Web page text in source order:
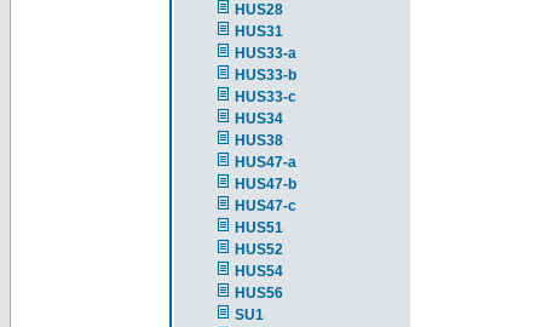
HUS28
HUS31
HUS33-a
HUS33-b
HUS33-c
HUS34
HUS38
HUS47-a
HUS47-b
HUS47-c
HUS51
HUS52
HUS54
HUS56
SU1